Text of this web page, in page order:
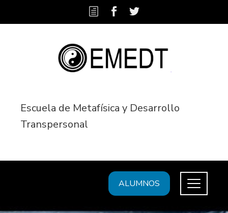
Escuela de Metafísica y Desarrollo
Transpersonal
ALUMNOS